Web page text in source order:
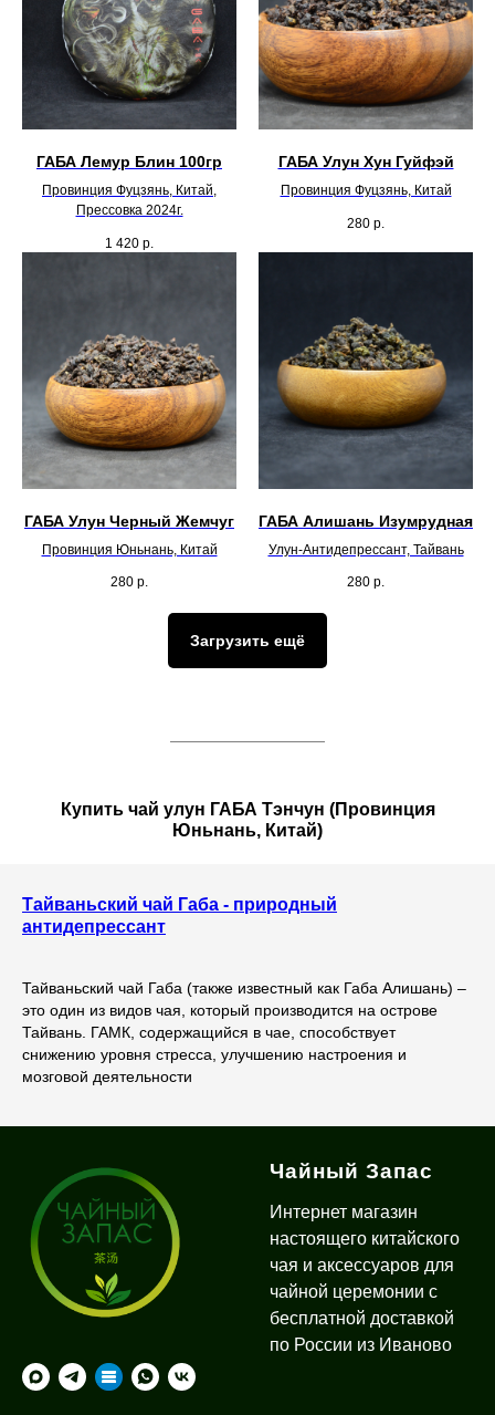
ГАБА Лемур Блин 100гр
Провинция Фуцзянь, Китай,
Прессовка 2024г.
1 420 р.
ГАБА Улун Хун Гуйфэй
Провинция Фуцзянь, Китай
280 р.
ГАБА Улун Черный Жемчуг
Провинция Юньнань, Китай
280 р.
ГАБА Алишань Изумрудная
Улун-Антидепрессант, Тайвань
280 р.
Загрузить ещё
Купить чай улун ГАБА Тэнчун (Провинция
Юньнань, Китай)
Тайваньский чай Габа - природный
антидепрессант
Тайваньский чай Габа (также известный как Габа Алишань) –
это один из видов чая, который производится на острове
Тайвань. ГАМК, содержащийся в чае, способствует
снижению уровня стресса, улучшению настроения и
мозговой деятельности
Чайный Запас
Интернет магазин
настоящего китайского
чая и аксессуаров для
чайной церемонии с
бесплатной доставкой
по России из Иваново